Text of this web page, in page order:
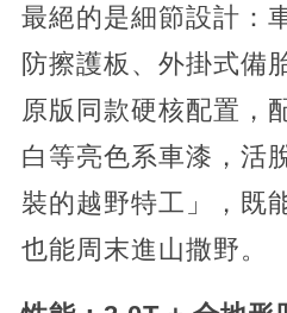
最絕的是細節設計：
防擦護板、外掛式備
原版同款硬核配置，
白等亮色系車漆，活
裝的越野特工」，既
也能周末進山撒野。